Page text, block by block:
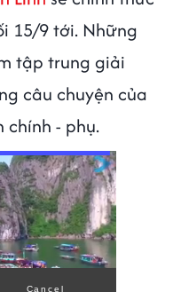
15/9 tới. Những
tập trung giải
câu chuyện của
chính - phụ.